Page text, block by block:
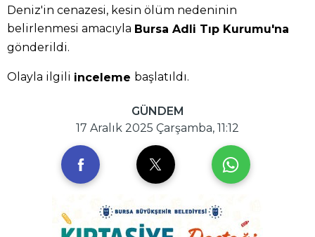
Deniz'in cenazesi, kesin ölüm nedeninin
belirlenmesi amacıyla Bursa Adli Tıp Kurumu'na
gönderildi.
Olayla ilgili inceleme başlatıldı.
GÜNDEM
17 Aralık 2025 Çarşamba, 11:12